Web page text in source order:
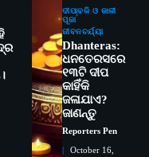
ଦୀପାବଳି ଓ କାଳୀ
ପୂଜା
ଜୀବନଚର୍ଯ୍ୟା
Dhanteras:
ଧନତେରସରେ
୧୩ଟି ଦୀପ
କାହିଁକି
ଜଳାଯାଏ?
ଜାଣନ୍ତୁ
Reporters Pen
October 16,
ଦିବସରେ